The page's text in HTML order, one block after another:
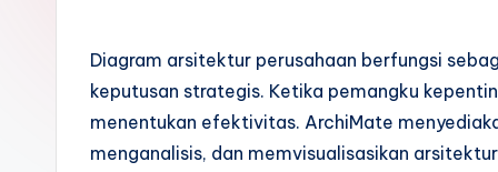
Diagram arsitektur perusahaan berfungsi
keputusan strategis. Ketika pemangku
menentukan efektivitas. ArchiMate
menganalisis, dan memvisualisasikan